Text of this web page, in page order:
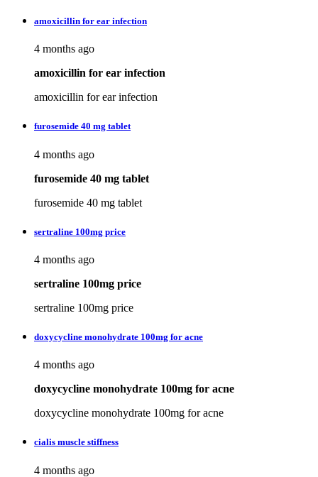
amoxicillin for ear infection
4 months ago
amoxicillin for ear infection
amoxicillin for ear infection
furosemide 40 mg tablet
4 months ago
furosemide 40 mg tablet
furosemide 40 mg tablet
sertraline 100mg price
4 months ago
sertraline 100mg price
sertraline 100mg price
doxycycline monohydrate 100mg for acne
4 months ago
doxycycline monohydrate 100mg for acne
doxycycline monohydrate 100mg for acne
cialis muscle stiffness
4 months ago